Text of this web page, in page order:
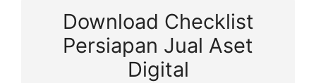
Download Checklist
Persiapan Jual Aset
Digital